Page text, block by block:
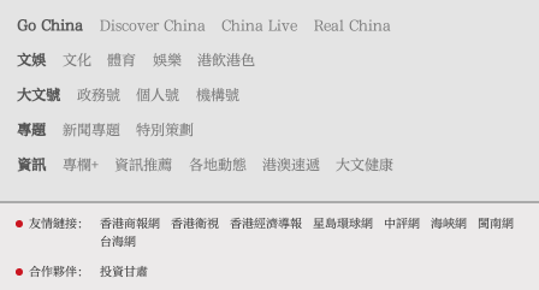
Go China Discover China China Live Real China
文娛 文化 體育 娛樂 港飲港色
大文號 政務號 個人號 機構號
專題 新聞專題 特別策劃
資訊 專欄+ 資訊推薦 各地動態 港澳速遞 大文健康
友情鏈接： 香港商報網 香港衛視 香港經濟導報 星島環球網 中評網 海峽網
閩南網
台海網
合作夥伴： 投資甘肅